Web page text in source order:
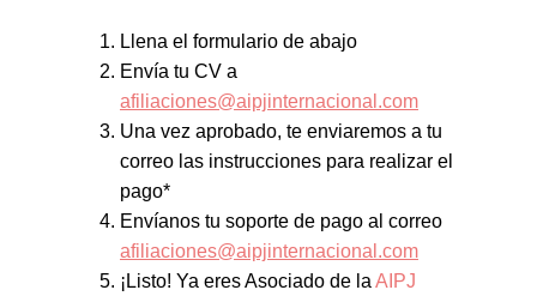
Llena el formulario de abajo
Envía tu CV a
afiliaciones@aipjinternacional.com
Una vez aprobado, te enviaremos a tu
correo las instrucciones para realizar el
pago*
Envíanos tu soporte de pago al correo
afiliaciones@aipjinternacional.com
¡Listo! Ya eres Asociado de la AIPJ